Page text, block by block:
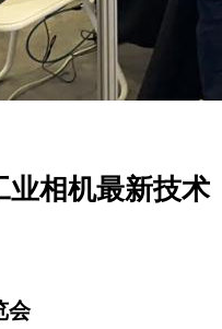
相机最新技术
会